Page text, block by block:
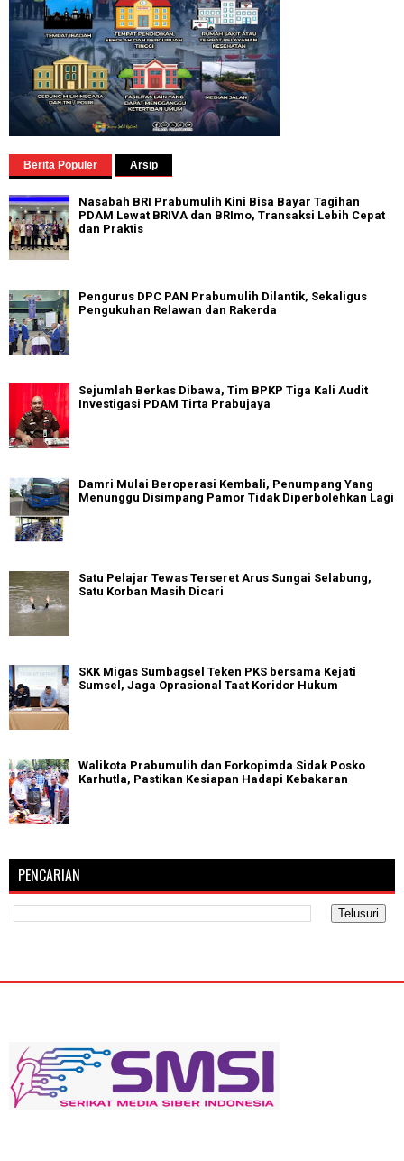
Berita Populer Arsip
Nasabah BRI Prabumulih Kini Bisa Bayar Tagihan
PDAM Lewat BRIVA dan BRImo, Transaksi Lebih Cepat
dan Praktis
Pengurus DPC PAN Prabumulih Dilantik, Sekaligus
Pengukuhan Relawan dan Rakerda
Sejumlah Berkas Dibawa, Tim BPKP Tiga Kali Audit
Investigasi PDAM Tirta Prabujaya
Damri Mulai Beroperasi Kembali, Penumpang Yang
Menunggu Disimpang Pamor Tidak Diperbolehkan Lagi
Satu Pelajar Tewas Terseret Arus Sungai Selabung,
Satu Korban Masih Dicari
SKK Migas Sumbagsel Teken PKS bersama Kejati
Sumsel, Jaga Oprasional Taat Koridor Hukum
Walikota Prabumulih dan Forkopimda Sidak Posko
Karhutla, Pastikan Kesiapan Hadapi Kebakaran
PENCARIAN